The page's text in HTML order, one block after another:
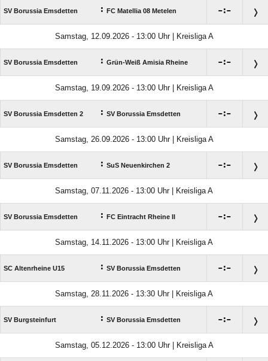
SV Borussia Emsdetten : FC Matellia 08 Metelen :
Samstag, 12.09.2026 - 13:00 Uhr | Kreisliga A
SV Borussia Emsdetten : Grün-Weiß Amisia Rheine :
Samstag, 19.09.2026 - 13:00 Uhr | Kreisliga A
SV Borussia Emsdetten 2 : SV Borussia Emsdetten :
Samstag, 26.09.2026 - 13:00 Uhr | Kreisliga A
SV Borussia Emsdetten : SuS Neuenkirchen 2 :
Samstag, 07.11.2026 - 13:00 Uhr | Kreisliga A
SV Borussia Emsdetten : FC Eintracht Rheine II :
Samstag, 14.11.2026 - 13:00 Uhr | Kreisliga A
SC Altenrheine U15 : SV Borussia Emsdetten :
Samstag, 28.11.2026 - 13:30 Uhr | Kreisliga A
SV Burgsteinfurt : SV Borussia Emsdetten :
Samstag, 05.12.2026 - 13:00 Uhr | Kreisliga A